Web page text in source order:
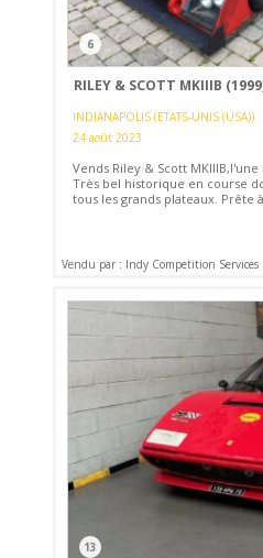
6
RILEY & SCOTT MKIIIB
INDIANAPOLIS (ETATS-UNIS (USA))
24 août 2023
Vends Riley & Scott
Très bel historique en course
tous les grands plateaux. Prête
Vendu par : Indy Competition Services
13